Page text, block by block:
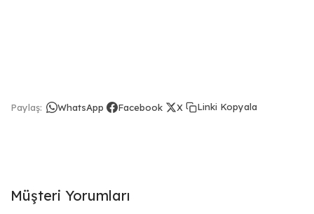
Paylaş: WhatsApp Facebook X Linki Kopyala
Müşteri Yorumları